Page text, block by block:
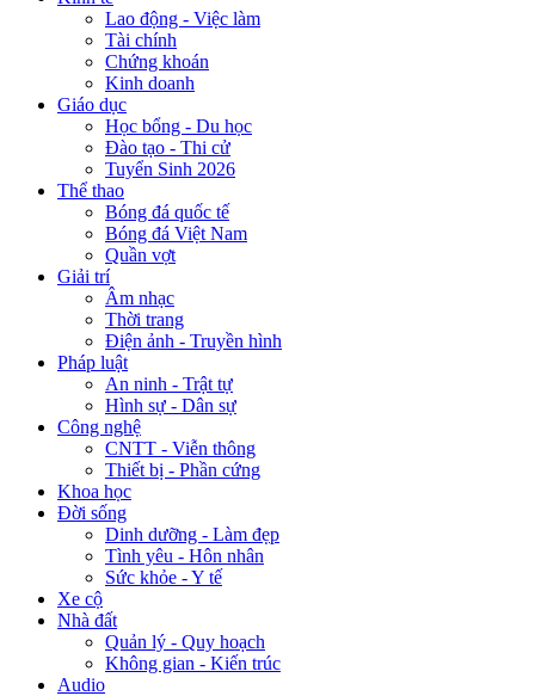
Lao động - Việc làm
Tài chính
Chứng khoán
Kinh doanh
Giáo dục
Học bổng - Du học
Đào tạo - Thi cử
Tuyển Sinh 2026
Thể thao
Bóng đá quốc tế
Bóng đá Việt Nam
Quần vợt
Giải trí
Âm nhạc
Thời trang
Điện ảnh - Truyền hình
Pháp luật
An ninh - Trật tự
Hình sự - Dân sự
Công nghệ
CNTT - Viễn thông
Thiết bị - Phần cứng
Khoa học
Đời sống
Dinh dưỡng - Làm đẹp
Tình yêu - Hôn nhân
Sức khỏe - Y tế
Xe cộ
Nhà đất
Quản lý - Quy hoạch
Không gian - Kiến trúc
Audio